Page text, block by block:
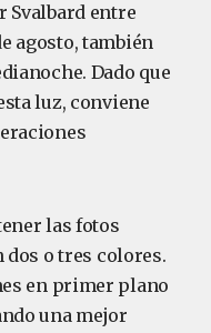
Svalbard entre
agosto, también
Dado que
luz, conviene
las fotos
o tres colores.
en primer plano
una mejor